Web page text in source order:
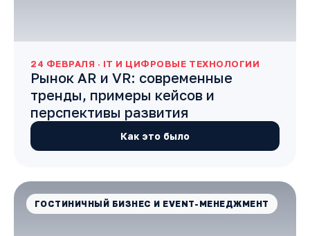
24 ФЕВРАЛЯ · IT И ЦИФРОВЫЕ ТЕХНОЛОГИИ
Рынок AR и VR: современные
тренды, примеры кейсов и
перспективы развития
Как это было
ГОСТИНИЧНЫЙ БИЗНЕС И EVENT-МЕНЕДЖМЕНТ